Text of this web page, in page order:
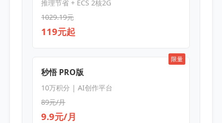
推理节省 + ECS 2核2G
1029.19元
119元起
限量
秒悟 PRO版
10万积分 | AI创作平台
89元/月
9.9元/月